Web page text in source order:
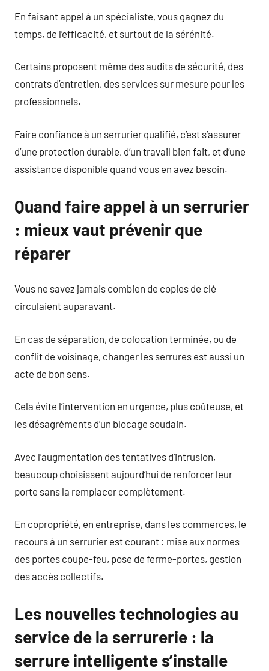
En faisant appel à un spécialiste, vous gagnez du
temps, de l’efficacité, et surtout de la sérénité.
Certains proposent même des audits de sécurité, des
contrats d’entretien, des services sur mesure pour les
professionnels.
Faire confiance à un serrurier qualifié, c’est s’assurer
d’une protection durable, d’un travail bien fait, et d’une
assistance disponible quand vous en avez besoin.
Quand faire appel à un serrurier
: mieux vaut prévenir que
réparer
Vous ne savez jamais combien de copies de clé
circulaient auparavant.
En cas de séparation, de colocation terminée, ou de
conflit de voisinage, changer les serrures est aussi un
acte de bon sens.
Cela évite l’intervention en urgence, plus coûteuse, et
les désagréments d’un blocage soudain.
Avec l’augmentation des tentatives d’intrusion,
beaucoup choisissent aujourd’hui de renforcer leur
porte sans la remplacer complètement.
En copropriété, en entreprise, dans les commerces, le
recours à un serrurier est courant : mise aux normes
des portes coupe-feu, pose de ferme-portes, gestion
des accès collectifs.
Les nouvelles technologies au
service de la serrurerie : la
serrure intelligente s’installe